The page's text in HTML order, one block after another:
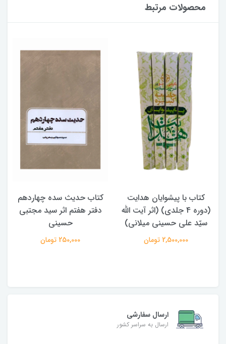
محصولات مرتبط
کتاب حدیث سده چهاردهم
دفتر هفتم اثر سید مجتبی
حسینی
250,000 تومان
کتاب آفاق الولایه فی فقه
الامامه (2 جلدی)
950,000 تومان
ارسال سفارشی
ارسال به سراسر کشور